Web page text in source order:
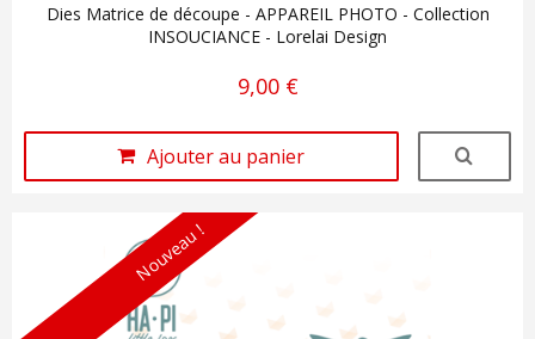
Dies Matrice de découpe - APPAREIL PHOTO - Collection
INSOUCIANCE - Lorelai Design
9,00 €
Ajouter au panier
Nouveau !